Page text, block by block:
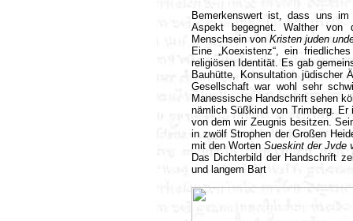
Bemerkenswert ist, dass uns
Aspekt begegnet. Walther von
Menschsein von Kristen juden
Eine „Koexistenz“, ein
religiösen Identität. Es gab
Bauhütte, Konsultation jüdischer
Gesellschaft war wohl sehr
Manessische Handschrift sehen
nämlich Süßkind von Trimberg.
von dem wir Zeugnis besitzen.
in zwölf Strophen der Großen
mit den Worten Sueskint der Jvde
Das Dichterbild der Handschrift
und langem Bart